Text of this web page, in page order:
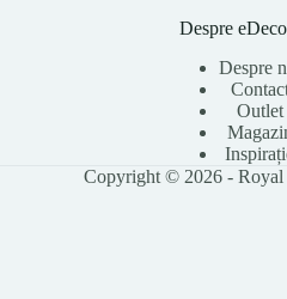
Despre
Despre
Outlet
Copyright © 2026 - Royal